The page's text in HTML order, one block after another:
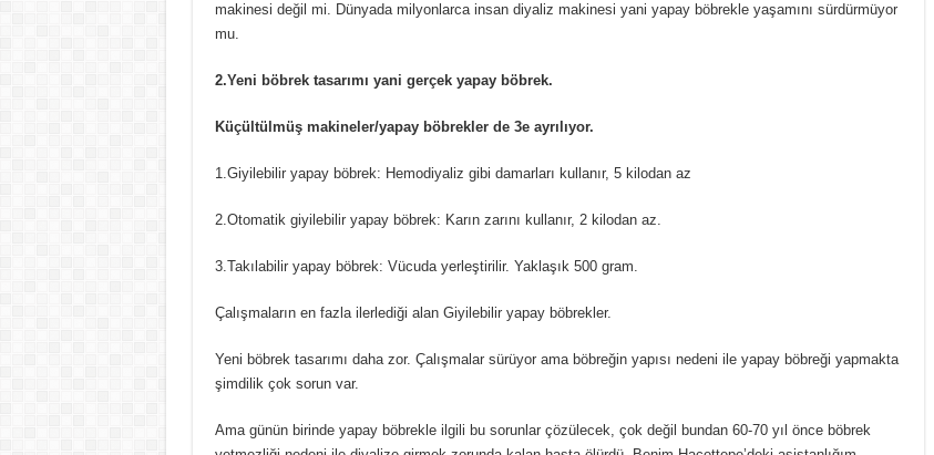
makinesi değil mi. Dünyada milyonlarca insan diyaliz makinesi yani yapay böbrekle yaşamını sürdürmüyor
mu.
2.Yeni böbrek tasarımı yani gerçek yapay böbrek.
Küçültülmüş makineler/yapay böbrekler de 3e ayrılıyor.
1.Giyilebilir yapay böbrek: Hemodiyaliz gibi damarları kullanır, 5 kilodan az
2.Otomatik giyilebilir yapay böbrek: Karın zarını kullanır, 2 kilodan az.
3.Takılabilir yapay böbrek: Vücuda yerleştirilir. Yaklaşık 500 gram.
Çalışmaların en fazla ilerlediği alan Giyilebilir yapay böbrekler.
Yeni böbrek tasarımı daha zor. Çalışmalar sürüyor ama böbreğin yapısı nedeni ile yapay böbreği yapmakta
şimdilik çok sorun var.
Ama günün birinde yapay böbrekle ilgili bu sorunlar çözülecek, çok değil bundan 60-70 yıl önce böbrek